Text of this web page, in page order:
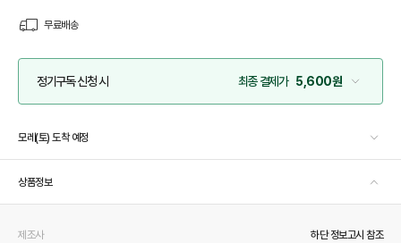
무료배송
정기구독 신청 시 최종 결제가 5,600원
모레(토) 도착 예정
상품정보
제조사
하단 정보고시 참조